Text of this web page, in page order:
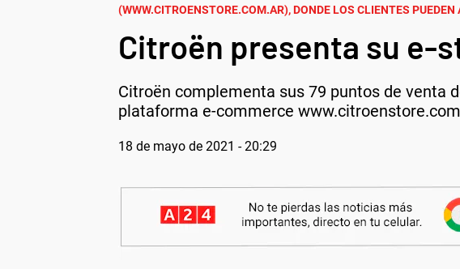
(WWW.CITROENSTORE.COM.AR), DONDE LOS CLIENTES
Citroën presenta su e-
Citroën complementa sus 79 puntos de venta
plataforma e-commerce
18 de mayo de 2021 - 20:29